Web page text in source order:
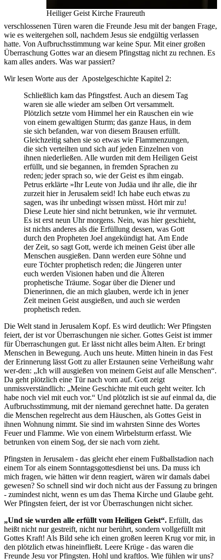
Heiliger Geist Kirche Fraureuth
verschlossenen Türen waren die Freunde Jesu mit der bangen Frage,
wie es weitergehen soll, nachdem Jesus sie endgültig verlassen
hatte. Von Aufbruchsstimmung war keine Spur. Mit einer großen
Überraschung Gottes war an diesem Pfingsttag nicht zu rechnen. Es
kam alles anders. Was war passiert?
Wir lesen Worte aus der Apostelgeschichte Kapitel 2:
Schließlich kam das Pfingstfest. Auch an diesem Tag
waren sie alle wieder am selben Ort versammelt.
Plötzlich setzte vom Himmel her ein Rauschen ein wie
von einem gewaltigen Sturm; das ganze Haus, in dem
sie sich befanden, war von diesem Brausen erfüllt.
Gleichzeitig sahen sie so etwas wie Flammenzungen,
die sich verteilten und sich auf jeden Einzelnen von
ihnen niederließen. Alle wurden mit dem Heiligen Geist
erfüllt, und sie begannen, in fremden Sprachen zu
reden; jeder sprach so, wie der Geist es ihm eingab.
Petrus erklärte »Ihr Leute von Judäa und ihr alle, die ihr
zurzeit hier in Jerusalem seid! Ich habe euch etwas zu
sagen, was ihr unbedingt wissen müsst. Hört mir zu!
Diese Leute hier sind nicht betrunken, wie ihr vermutet.
Es ist erst neun Uhr morgens. Nein, was hier geschieht,
ist nichts anderes als die Erfüllung dessen, was Gott
durch den Propheten Joel angekündigt hat. Am Ende
der Zeit, so sagt Gott, werde ich meinen Geist über alle
Menschen ausgießen. Dann werden eure Söhne und
eure Töchter prophetisch reden; die Jüngeren unter
euch werden Visionen haben und die Älteren
prophetische Träume. Sogar über die Diener und
Dienerinnen, die an mich glauben, werde ich in jener
Zeit meinen Geist ausgießen, und auch sie werden
prophetisch reden.
Die Welt stand in Jerusalem Kopf. Es wird deutlich: Wer Pfingsten
feiert, der ist vor Überraschungen nie sicher. Gottes Geist ist immer
für Überraschungen gut. Er lässt nicht alles beim Alten. Er bringt
Menschen in Bewegung. Auch uns heute. Mitten hinein in das Fest
der Erinnerung lässt Gott zu aller Erstaunen seine Verheißung wahr
wer-den: „Ich will ausgießen von meinem Geist auf alle Menschen“.
Da geht plötzlich eine Tür nach vorn auf. Gott zeigt
unmissverständlich: „Meine Geschichte mit euch geht weiter. Ich
habe noch viel mit euch vor.“ Und plötzlich ist sie auf einmal da, die
Aufbruchsstimmung, mit der niemand gerechnet hatte. Da geraten
die Menschen regelrecht aus dem Häuschen, als Gottes Geist in
ihnen Wohnung nimmt. Sie sind im wahrsten Sinne des Wortes
Feuer und Flamme. Wie von einem Wirbelsturm erfasst. Wie
betrunken von einem Sog, der sie nach vorn zieht.
Pfingsten in Jerusalem - das gleicht eher einem Fußballstadion nach
einem Tor als einem Sonntagsgottesdienst bei uns. Da muss ich
mich fragen, wie hätten wir denn reagiert, wären wir damals dabei
gewesen? So schnell sind wir doch nicht aus der Fassung zu bringen
- zumindest nicht, wenn es um das Thema Kirche und Glaube geht.
Wer Pfingsten feiert, der ist vor Überraschungen nicht sicher.
„Und sie wurden alle erfüllt vom Heiligen Geist“. Erfüllt, das
heißt nicht nur gestreift, nicht nur berührt, sondern vollgefüllt mit
Gottes Kraft! Als Bild sehe ich einen großen leeren Krug vor mir, in
den plötzlich etwas hineinfließt. Leere Krüge - das waren die
Freunde Jesu vor Pfingsten. Hohl und kraftlos. Wie fühlen wir uns?